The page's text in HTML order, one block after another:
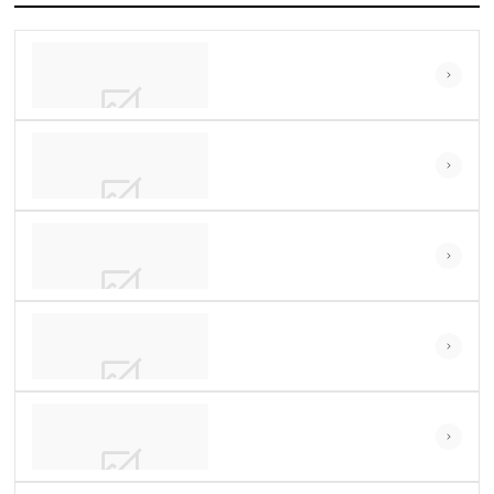
25-06-18
25-06-17
25-06-16
25-06-16